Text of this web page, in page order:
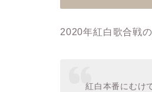
2020年紅白歌合戦
紅白本番にむけ